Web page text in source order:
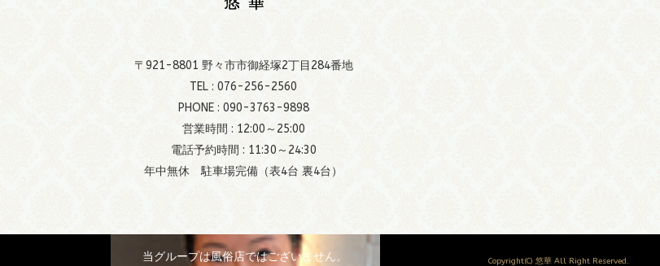
〒921-8801 野々市市御経塚2丁目284番地
TEL : 076-256-2560
PHONE : 090-3763-9898
営業時間 : 12:00～25:00
電話予約時間 : 11:30～24:30
年中無休 駐車場完備（表4台 裏4台）
当グループは風俗店ではございません。 Copyright(C) 悠華 All Right Reserved.